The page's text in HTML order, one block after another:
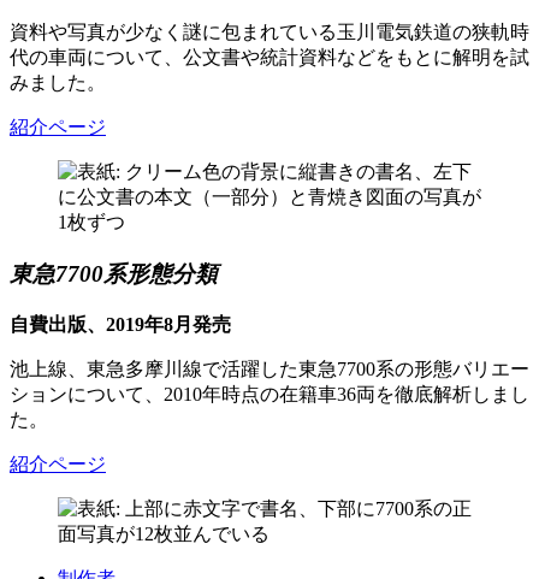
資料や写真が少なく謎に包まれている玉川電気鉄道の狭軌時
代の車両について、公文書や統計資料などをもとに解明を試
みました。
紹介ページ
東急7700系形態分類
自費出版、2019年8月発売
池上線、東急多摩川線で活躍した東急7700系の形態バリエー
ションについて、2010年時点の在籍車36両を徹底解析しまし
た。
紹介ページ